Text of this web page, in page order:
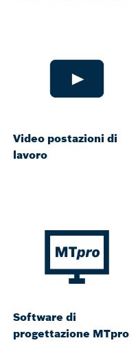
Video postazioni di
lavoro
Software di
progettazione MTpro